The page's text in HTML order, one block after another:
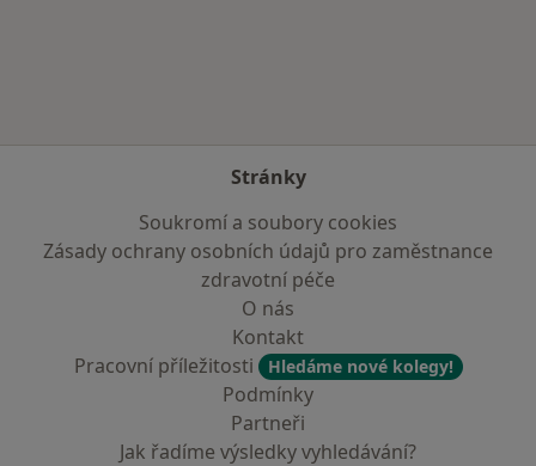
Stránky
Soukromí a soubory cookies
Zásady ochrany osobních údajů pro zaměstnance
zdravotní péče
O nás
Kontakt
Pracovní příležitosti
Hledáme nové kolegy!
Podmínky
Partneři
Jak řadíme výsledky vyhledávání?